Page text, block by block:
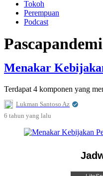
Tokoh
Perempuan
Podcast
Pascapandemi
Menakar
Terdapat 4 komponen yang
Lukman Santoso Az
6 tahun yang lalu